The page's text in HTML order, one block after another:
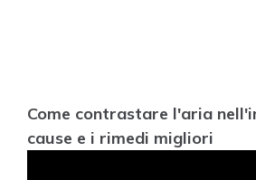
Come contrastare l'aria
cause e i rimedi migliori